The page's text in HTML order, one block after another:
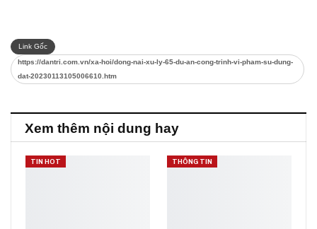
Link Gốc
https://dantri.com.vn/xa-hoi/dong-nai-xu-ly-65-du-an-cong-trinh-vi-pham-su-dung-
dat-20230113105006610.htm
Xem thêm nội dung hay
TIN HOT THÔNG TIN